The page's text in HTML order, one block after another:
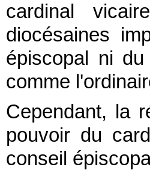
cardinal
diocésaines
épiscopal ni
comme
Cependant, la
pouvoir du
conseil